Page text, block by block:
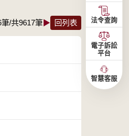
/共9617筆▶ 回列表 法令查詢
電子訴訟
平台
智慧客服